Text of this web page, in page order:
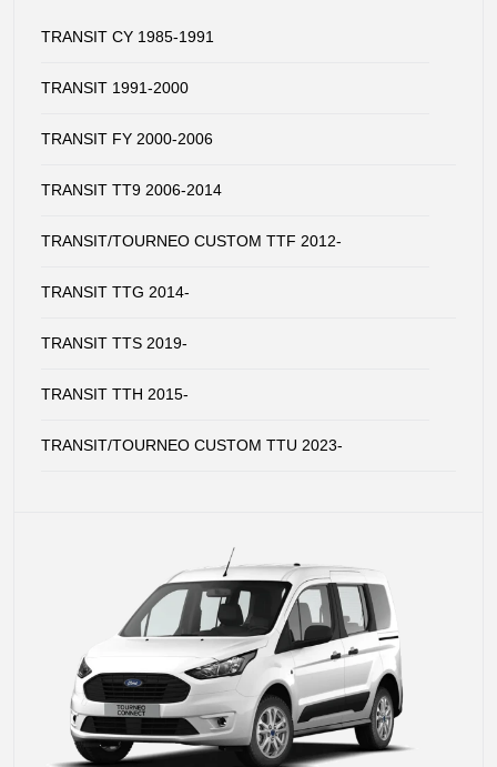
TRANSIT CY 1985-1991
TRANSIT 1991-2000
TRANSIT FY 2000-2006
TRANSIT TT9 2006-2014
TRANSIT/TOURNEO CUSTOM TTF 2012-
TRANSIT TTG 2014-
TRANSIT TTS 2019-
TRANSIT TTH 2015-
TRANSIT/TOURNEO CUSTOM TTU 2023-